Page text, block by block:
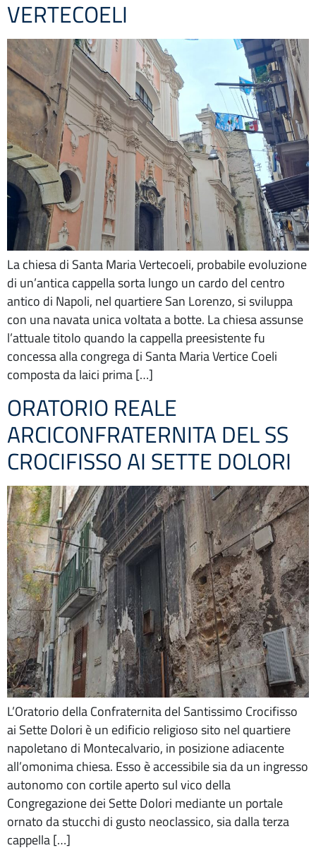
VERTECOELI
La chiesa di Santa Maria Vertecoeli, probabile evoluzione
di un’antica cappella sorta lungo un cardo del centro
antico di Napoli, nel quartiere San Lorenzo, si sviluppa
con una navata unica voltata a botte. La chiesa assunse
l’attuale titolo quando la cappella preesistente fu
concessa alla congrega di Santa Maria Vertice Coeli
composta da laici prima […]
ORATORIO REALE
ARCICONFRATERNITA DEL SS
CROCIFISSO AI SETTE DOLORI
L’Oratorio della Confraternita del Santissimo Crocifisso
ai Sette Dolori è un edificio religioso sito nel quartiere
napoletano di Montecalvario, in posizione adiacente
all’omonima chiesa. Esso è accessibile sia da un ingresso
autonomo con cortile aperto sul vico della
Congregazione dei Sette Dolori mediante un portale
ornato da stucchi di gusto neoclassico, sia dalla terza
cappella […]